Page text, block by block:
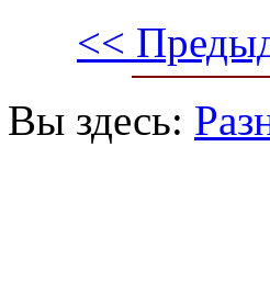
<<
Вы здесь: